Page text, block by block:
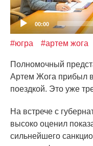
00:00
#югра #артем жога
Полномочный
Артем Жога прибыл
поездкой. Это уже
На встрече с
высоко оценил
сильнейшего